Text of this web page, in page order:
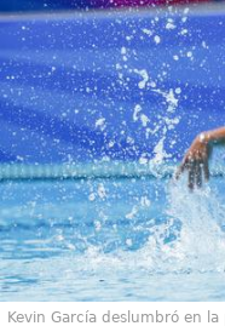
Kevin García deslumbró en